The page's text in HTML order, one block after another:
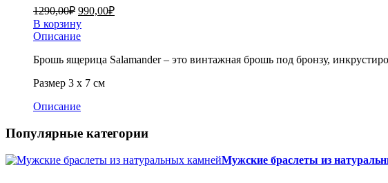
1290,00₽ 990,00₽
В корзину
Описание
Брошь ящерица Salamander – это винтажная брошь под бронзу,
Размер 3 х 7 см
Описание
Популярные категории
Мужские браслеты из